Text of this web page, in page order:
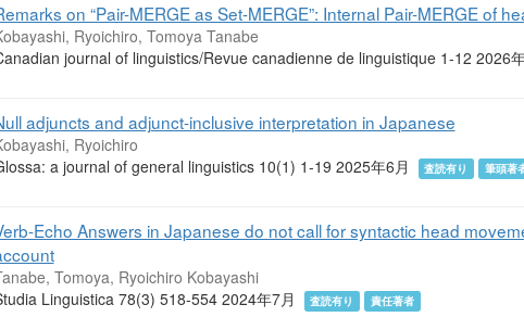
on “Pair-MERGE as Set-MERGE”: Internal Pair-MERGE of
Ryoichiro, Tomoya Tanabe
journal of linguistics/Revue canadienne de linguistique 1-12 2026
adjuncts and adjunct-inclusive interpretation in Japanese
Ryoichiro
a journal of general linguistics 10(1) 1-19 2025年6月
査読有り 筆頭著
Echo Answers in Japanese do not call for syntactic head
Tomoya, Ryoichiro Kobayashi
Linguistica 78(3) 518-554 2024年7月
査読有り 責任著者